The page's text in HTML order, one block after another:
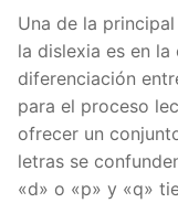
Una de la
la dislexia es en
diferenciación
para el proceso
ofrecer un
letras se
«d» o «p» y «q»